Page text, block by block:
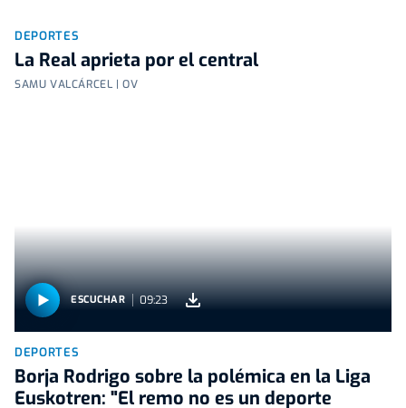
DEPORTES
La Real aprieta por el central
SAMU VALCÁRCEL | OV
ESCUCHAR 09:23
DEPORTES
Borja Rodrigo sobre la polémica en la Liga
Euskotren: "El remo no es un deporte